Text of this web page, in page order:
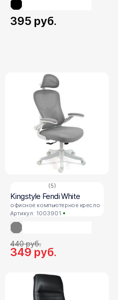
395 руб.
(5)
Kingstyle Fendi White
офисное компьютерное кресло
Артикул: 1003901
349руб.
440руб.